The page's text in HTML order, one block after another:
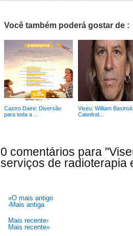
Você também poderá gostar de :
Castro Daire: Diversão
para toda a ...
Viseu: William
Catedral...
0 comentários para
serviços de radioterapia
«O mais antigo
‹Mais antiga
Mais recente›
Mais recente»